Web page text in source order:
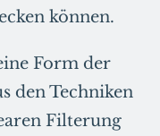
können.
Form der
den Techniken
Filterung